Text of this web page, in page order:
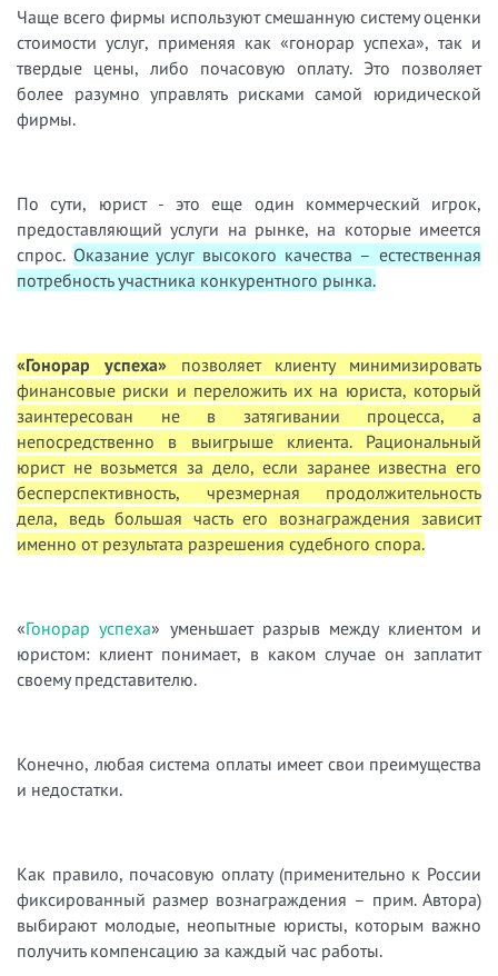
Чаще всего фирмы используют смешанную систему оценки
стоимости услуг, применяя как «гонорар успеха», так и
твердые цены, либо почасовую оплату. Это позволяет
более разумно управлять рисками самой юридической
фирмы.
По сути, юрист - это еще один коммерческий игрок,
предоставляющий услуги на рынке, на которые имеется
спрос. Оказание услуг высокого качества – естественная
потребность участника конкурентного рынка.
«Гонорар успеха»позволяет клиенту минимизировать
финансовые риски и переложить их на юриста, который
заинтересован не в затягивании процесса, а
непосредственно в выигрыше клиента. Рациональный
юрист не возьмется за дело, если заранее известна его
бесперспективность, чрезмерная продолжительность
дела, ведь большая часть его вознаграждения зависит
именно от результата разрешения судебного спора.
«Гонорар успеха» уменьшает разрыв между клиентом и
юристом: клиент понимает, в каком случае он заплатит
своему представителю.
Конечно, любая система оплаты имеет свои преимущества
и недостатки.
Как правило, почасовую оплату (применительно к России
фиксированный размер вознаграждения – прим. Автора)
выбирают молодые, неопытные юристы, которым важно
получить компенсацию за каждый час работы.